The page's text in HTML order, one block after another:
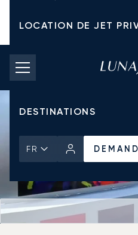
LOCATION DE JET
TARIFS D'AFFRÈTEMENT
JETS PRIVÉS
DESTINATIONS
FR